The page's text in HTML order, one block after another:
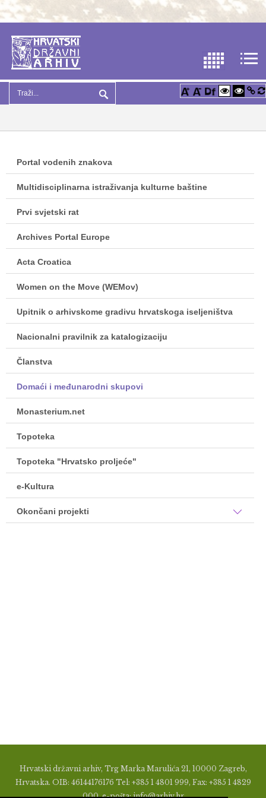
Portal vodenih znakova
Multidisciplinarna istraživanja kulturne baštine
Prvi svjetski rat
Archives Portal Europe
Acta Croatica
Women on the Move (WEMov)
Upitnik o arhivskome gradivu hrvatskoga iseljeništva
Nacionalni pravilnik za katalogizaciju
Članstva
Domaći i međunarodni skupovi
Monasterium.net
Topoteka
Topoteka "Hrvatsko proljeće"
e-Kultura
Okončani projekti
Hrvatski državni arhiv, Trg Marka Marulića 21, 10000 Zagreb,
Hrvatska. OIB: 46144176176 Tel: +385 1 4801 999, Fax: +385 1 4829
000, e-pošta: info@arhiv.hr